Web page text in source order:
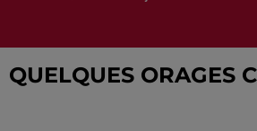
QUELQUES ORAGES